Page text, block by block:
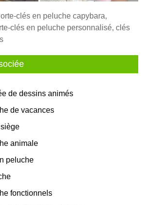
clés en peluche capybara,
clés en peluche personnalisé, clés
de dessins animés
de vacances
animale
peluche
fonctionnels